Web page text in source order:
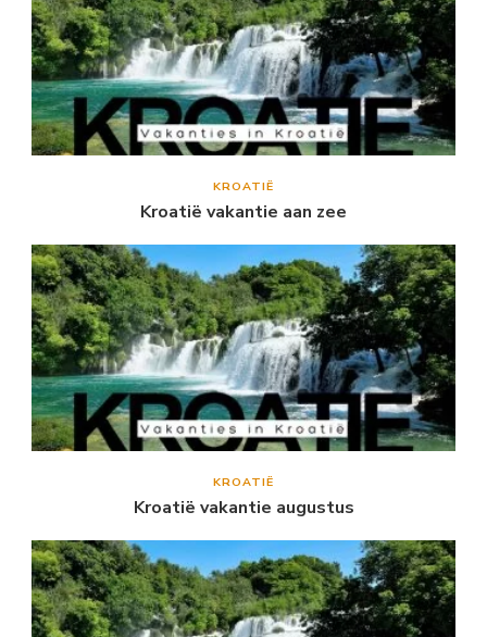
KROATIË
Kroatië vakantie aan zee
KROATIË
Kroatië vakantie augustus